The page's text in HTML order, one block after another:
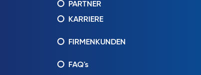
PARTNER
KARRIERE
FIRMENKUNDEN
FAQ's